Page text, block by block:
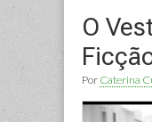
O
Por Caterina